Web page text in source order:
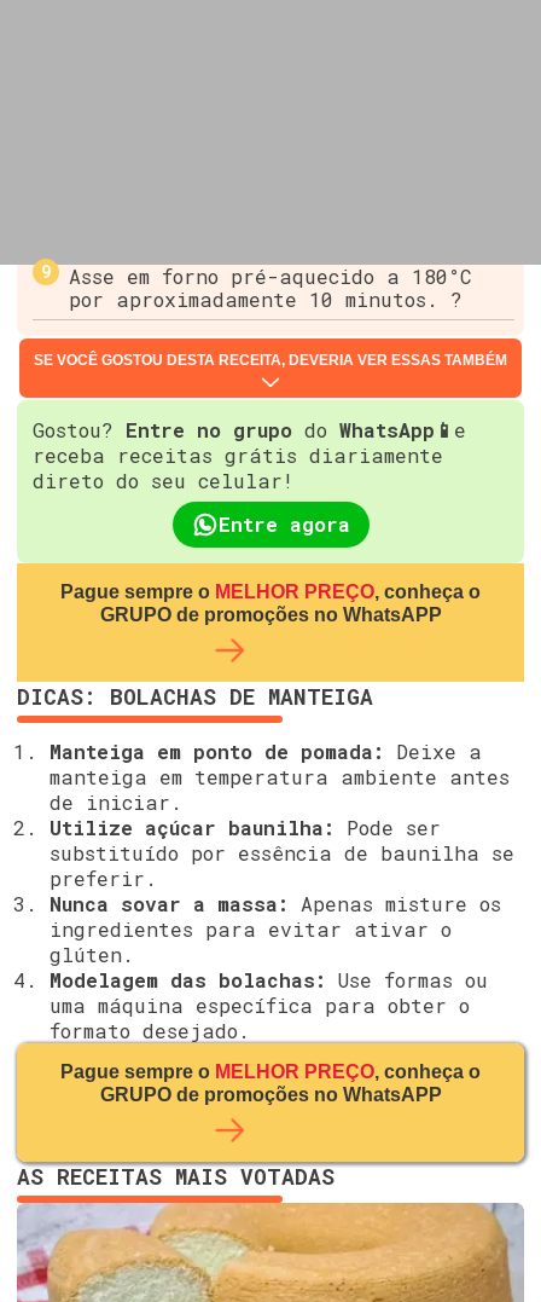
Asse em forno pré-aquecido a 180°C
por aproximadamente 10 minutos. ?
SE VOCÊ GOSTOU DESTA RECEITA, DEVERIA VER ESSAS TAMBÉM
Gostou? Entre no grupo do WhatsApp📱 e
receba receitas grátis diariamente
direto do seu celular!
Entre agora
Pague sempre o MELHOR PREÇO, conheça o
GRUPO de promoções no WhatsAPP
DICAS: BOLACHAS DE MANTEIGA
Manteiga em ponto de pomada:
Deixe a
manteiga em temperatura ambiente antes
de iniciar.
Utilize açúcar baunilha:
Pode ser
substituído por essência de baunilha se
preferir.
Nunca sovar a massa:
Apenas misture os
ingredientes para evitar ativar o
glúten.
Modelagem das bolachas:
Use formas ou
uma máquina específica para obter o
formato desejado.
Pague sempre o MELHOR PREÇO, conheça o
GRUPO de promoções no WhatsAPP
AS RECEITAS MAIS VOTADAS